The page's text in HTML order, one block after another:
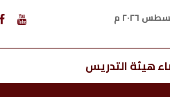
هيئة التدريس